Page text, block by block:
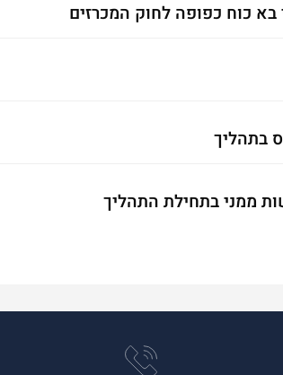
כוח כפופה לחוק המכרזים
בתהליך
ממני בתחילת התהליך